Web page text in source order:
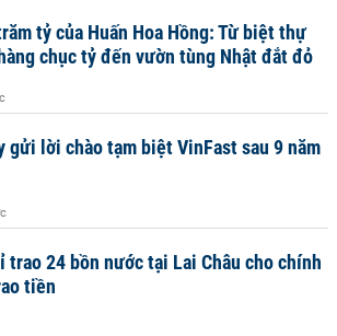
tỷ của Huấn Hoa Hồng: Từ biệt thự
chục tỷ đến vườn tùng Nhật đắt đỏ
gửi lời chào tạm biệt VinFast sau 9 năm
trao 24 bồn nước tại Lai Châu cho chính
tiền